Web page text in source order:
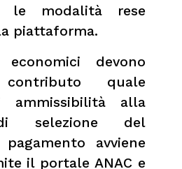
le modalità rese
piattaforma.
devono
quale
ammissibilità alla
selezione del
avviene
il portale ANAC e